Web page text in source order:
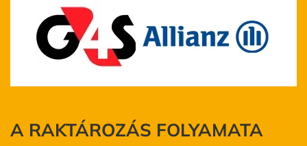
A RAKTÁROZÁS FOLYAMATA